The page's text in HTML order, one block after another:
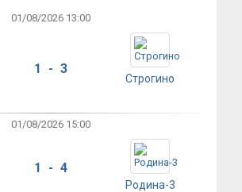
01/08/2026 13:00
1 - 3
Строгино
01/08/2026 15:00
1 - 4
Родина-3